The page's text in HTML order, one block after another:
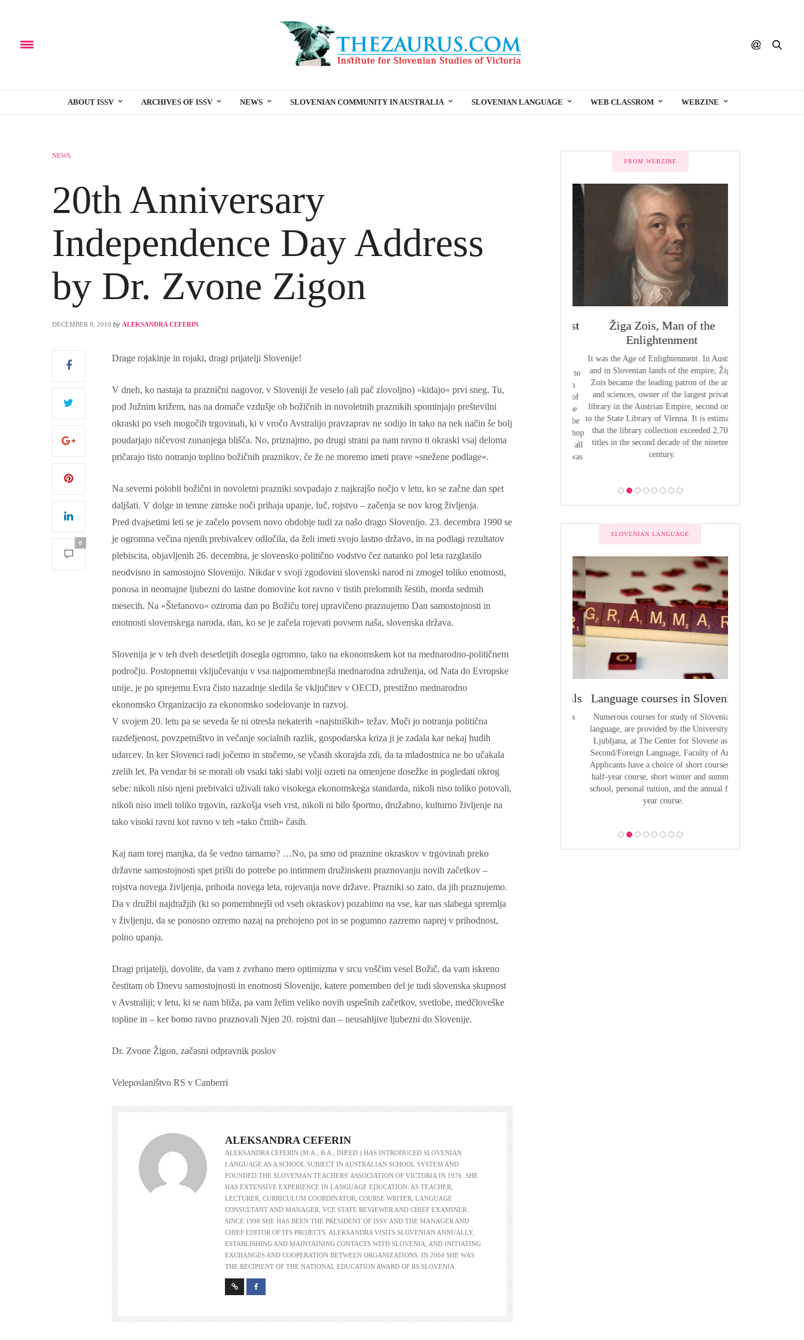
ABOUT ISSV ARCHIVES OF ISSV NEWS SLOVENIAN COMMUNITY IN AUSTRALIA SLOVENIAN LANGUAGE WEB CLASSROM WEBZINE
NEWS
20th Anniversary
Independence Day Address
by Dr. Zvone Zigon
DECEMBER 8, 2010 by ALEKSANDRA CEFERIN
0
Drage rojakinje in rojaki, dragi prijatelji Slovenije!
V dneh, ko nastaja ta praznični nagovor, v Sloveniji že veselo (ali pač zlovoljno) »kidajo« prvi sneg. Tu,
pod Južnim križem, nas na domače vzdušje ob božičnih in novoletnih praznikih spominjajo preštevilni
okraski po vseh mogočih trgovinah, ki v vročo Avstralijo pravzaprav ne sodijo in tako na nek način še bolj
poudarjajo ničevost zunanjega blišča. No, priznajmo, po drugi strani pa nam ravno ti okraski vsaj deloma
pričarajo tisto notranjo toplino božičnih praznikov, če že ne moremo imeti prave »snežene podlage«.
Na severni polobli božični in novoletni prazniki sovpadajo z najkrajšo nočjo v letu, ko se začne dan spet
daljšati. V dolge in temne zimske noči prihaja upanje, luč, rojstvo – začenja se nov krog življenja.
Pred dvajsetimi leti se je začelo povsem novo obdobje tudi za našo drago Slovenijo. 23. decembra 1990 se
je ogromna večina njenih prebivalcev odločila, da želi imeti svojo lastno državo, in na podlagi rezultatov
plebiscita, objavljenih 26. decembra, je slovensko politično vodstvo čez natanko pol leta razglasilo
neodvisno in samostojno Slovenijo. Nikdar v svoji zgodovini slovenski narod ni zmogel toliko enotnosti,
ponosa in neomajne ljubezni do lastne domovine kot ravno v tistih prelomnih šestih, morda sedmih
mesecih. Na »Štefanovo« oziroma dan po Božiču torej upravičeno praznujemo Dan samostojnosti in
enotnosti slovenskega naroda, dan, ko se je začela rojevati povsem naša, slovenska država.
Slovenija je v teh dveh desetletjih dosegla ogromno, tako na ekonomskem kot na mednarodno-političnem
področju. Postopnemu vključevanju v vsa najpomembnejša mednarodna združenja, od Nata do Evropske
unije, je po sprejemu Evra čisto nazadnje sledila še vključitev v OECD, prestižno mednarodno
ekonomsko Organizacijo za ekonomsko sodelovanje in razvoj.
V svojem 20. letu pa se seveda še ni otresla nekaterih »najstniških« težav. Muči jo notranja politična
razdeljenost, povzpetništvo in večanje socialnih razlik, gospodarska kriza ji je zadala kar nekaj hudih
udarcev. In ker Slovenci radi jočemo in stočemo, se včasih skorajda zdi, da ta mladostnica ne bo učakala
zrelih let. Pa vendar bi se morali ob vsaki taki slabi volji ozreti na omenjene dosežke in pogledati okrog
sebe: nikoli niso njeni prebivalci uživali tako visokega ekonomskega standarda, nikoli niso toliko potovali,
nikoli niso imeli toliko trgovin, razkošja vseh vrst, nikoli ni bilo športno, družabno, kulturno življenje na
tako visoki ravni kot ravno v teh »tako črnih« časih.
Kaj nam torej manjka, da še vedno tarnamo? …No, pa smo od praznine okraskov v trgovinah preko
državne samostojnosti spet prišli do potrebe po intimnem družinskem praznovanju novih začetkov –
rojstva novega življenja, prihoda novega leta, rojevanja nove države. Prazniki so zato, da jih praznujemo.
Da v družbi najdražjih (ki so pomembnejši od vseh okraskov) pozabimo na vse, kar nas slabega spremlja
v življenju, da se ponosno ozremo nazaj na prehojeno pot in se pogumno zazremo naprej v prihodnost,
polno upanja.
Dragi prijatelji, dovolite, da vam z zvrhano mero optimizma v srcu voščim vesel Božič, da vam iskreno
čestitam ob Dnevu samostojnosti in enotnosti Slovenije, katere pomemben del je tudi slovenska skupnost
v Avstraliji; v letu, ki se nam bliža, pa vam želim veliko novih uspešnih začetkov, svetlobe, medčloveške
topline in – ker bomo ravno praznovali Njen 20. rojstni dan – neusahljive ljubezni do Slovenije.
Dr. Zvone Žigon, začasni odpravnik poslov
Veleposlaništvo RS v Canberri
ALEKSANDRA CEFERIN
ALEKSANDRA CEFERIN (M.A., B.A., DIP.ED.) HAS INTRODUCED SLOVENIAN
LANGUAGE AS A SCHOOL SUBJECT IN AUSTRALIAN SCHOOL SYSTEM AND
FOUNDED THE SLOVENIAN TEACHERS' ASSOCIATION OF VICTORIA IN 1976. SHE
HAS EXTENSIVE EXPERIENCE IN LANGUAGE EDUCATION: AS TEACHER,
LECTURER, CURRICULUM COORDINATOR, COURSE WRITER, LANGUAGE
CONSULTANT AND MANAGER, VCE STATE REVIEWER AND CHIEF EXAMINER.
SINCE 1998 SHE HAS BEEN THE PRESIDENT OF ISSV AND THE MANAGER AND
CHIEF EDITOR OF ITS PROJECTS. ALEKSANDRA VISITS SLOVENIAN ANNUALLY,
ESTABLISHING AND MAINTAINING CONTACTS WITH SLOVENIA, AND INITIATING
EXCHANGES AND COOPERATION BETWEEN ORGANIZATIONS. IN 2004 SHE WAS
THE RECIPIENT OF THE NATIONAL EDUCATION AWARD OF RS SLOVENIA.
FROM WEBZINE
Carinthia was most probably…
Slovenian education was made by Anton
Martin Slomšek, a prominent Slovenian of
the time. Born in 26 November 1800, the
same year as France Prešeren, he was to be
of Lavant, but the work into which he put all
his energy and undoubtedly great ability was
Žiga Zois, Man of the
Enlightenment
It was the Age of Enlightenment. In Austria
and in Slovenian lands of the empire, Žiga
Zois became the leading patron of the arts
and sciences, owner of the largest private
library in the Austrian Empire, second only
to the State Library of Vienna. It is estimated
that the library collection exceeded 2,700
titles in the second decade of the nineteen
century.
SLOVENIAN LANGUAGE
Language functions
The following is an extensive, but not
exhaustive, list of a variety of functions,
which form a part of communication between
people, and could be useful in any teaching
Self-study slovenian language materials
Language courses in Slovenia
Numerous courses for study of Slovenian
language, are provided by the University of
Ljubljana, at The Center for Slovene as a
Second/Foreign Language, Faculty of Arts.
Applicants have a choice of short courses, a
half-year course, short winter and summer
school, personal tuition, and the annual full
year course.